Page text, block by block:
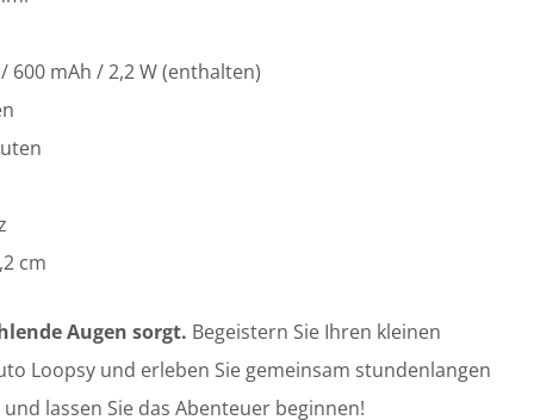
600 mAh / 2,2 W (enthalten)
cm
Augen sorgt. Begeistern Sie Ihren kleinen
Loopsy und erleben Sie gemeinsam stundenlangen
lassen Sie das Abenteuer beginnen!